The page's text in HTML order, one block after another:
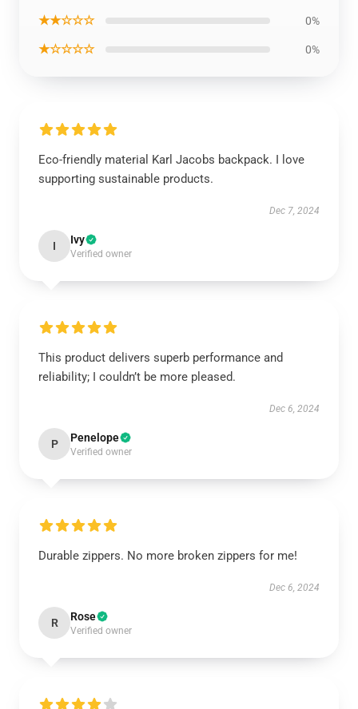
★★☆☆☆ 0%
★☆☆☆☆ 0%
Eco-friendly material Karl Jacobs backpack. I love
supporting sustainable products.
Dec 7, 2024
I Ivy
Verified owner
This product delivers superb performance and
reliability; I couldn’t be more pleased.
Dec 6, 2024
P Penelope
Verified owner
Durable zippers. No more broken zippers for me!
Dec 6, 2024
R Rose
Verified owner